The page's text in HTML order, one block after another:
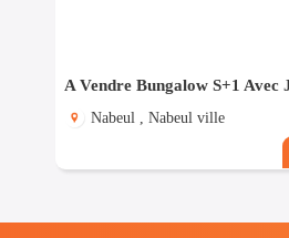
Nabeul , Nabeul ville